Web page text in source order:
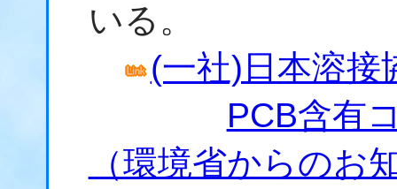
いる。
(一社)日本溶接
PCB含有
（環境省からのお